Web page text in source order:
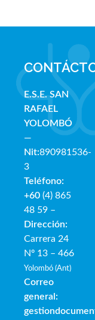
E.S.E. SAN
RAFAEL
YOLOMBÓ
—
Nit:890981536-
3
Teléfono:
+60 (4) 865
48 59 –
Dirección:
Carrera 24
Nº 13 – 466
Yolombó (Ant)
Correo
general: